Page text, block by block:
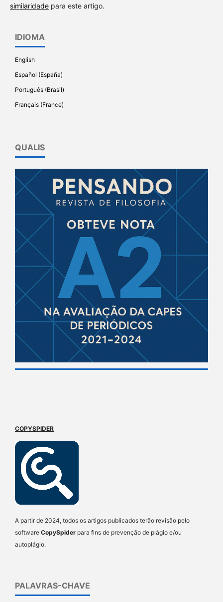
similaridadepara este artigo.
IDIOMA
English
Español (España)
Português (Brasil)
Français (France)
QUALIS
COPYSPIDER
A partir de 2024, todos os artigos publicados terão revisão pelo
software CopySpider para fins de prevenção de plágio e/ou
autoplágio.
PALAVRAS-CHAVE